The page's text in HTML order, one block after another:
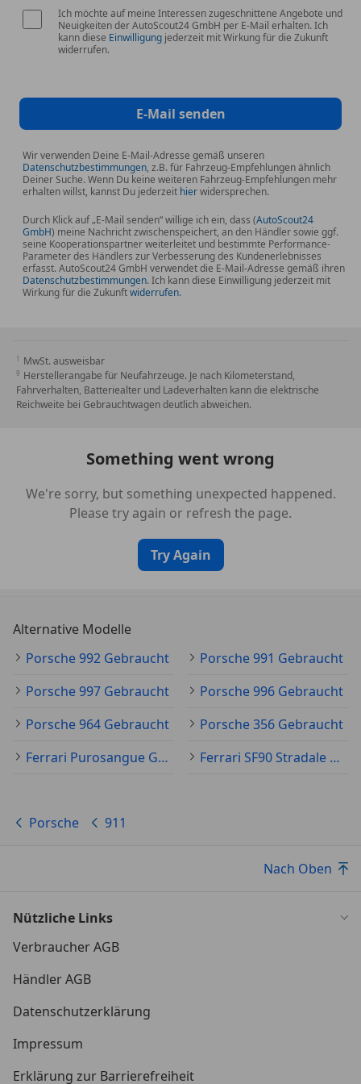
Ich möchte auf meine Interessen zugeschnittene Angebote und
Neuigkeiten der AutoScout24 GmbH per E-Mail erhalten. Ich
kann diese Einwilligung jederzeit mit Wirkung für die Zukunft
widerrufen.
E-Mail senden
Wir verwenden Deine E-Mail-Adresse gemäß unseren
Datenschutzbestimmungen, z.B. für Fahrzeug-Empfehlungen ähnlich
Deiner Suche. Wenn Du keine weiteren Fahrzeug-Empfehlungen mehr
erhalten willst, kannst Du jederzeit hierwidersprechen.
Durch Klick auf „E-Mail senden“ willige ich ein, dass (AutoScout24
GmbH) meine Nachricht zwischenspeichert, an den Händler sowie ggf.
seine Kooperationspartner weiterleitet und bestimmte Performance-
Parameter des Händlers zur Verbesserung des Kundenerlebnisses
erfasst. AutoScout24 GmbH verwendet die E-Mail-Adresse gemäß ihren
Datenschutzbestimmungen. Ich kann diese Einwilligung jederzeit mit
Wirkung für die Zukunftwiderrufen.
MwSt. ausweisbar
Herstellerangabe für Neufahrzeuge. Je nach Kilometerstand,
Fahrverhalten, Batteriealter und Ladeverhalten kann die elektrische
Reichweite bei Gebrauchtwagen deutlich abweichen.
Something went wrong
We're sorry, but something unexpected happened.
Please try again or refresh the page.
Try Again
Alternative Modelle
Porsche 992 Gebraucht
Porsche 991 Gebraucht
Porsche 997 Gebraucht
Porsche 996 Gebraucht
Porsche 964 Gebraucht
Porsche 356 Gebraucht
Ferrari Purosangue Gebraucht
Ferrari SF90 Stradale Gebraucht
Porsche 911
Nach Oben
Nützliche Links
Verbraucher AGB
Händler AGB
Datenschutzerklärung
Impressum
Erklärung zur Barrierefreiheit